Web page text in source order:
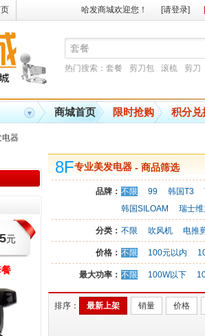
哈发商城欢迎您！ [请登录]
热门搜索： 套餐 剪刀包 滚梳 剪刀
商城首页 限时抢购 积分兑
电器
228元
吹风 造型 小套餐
8F专业美发电器 - 商品筛选
品牌： 不限 99 韩国T3
韩国SILOAM
瑞士
分类： 不限 吹风机 电推
价格： 不限 100元以内
最大功率： 不限 100W以下
排序： 最新上架 销量 价格